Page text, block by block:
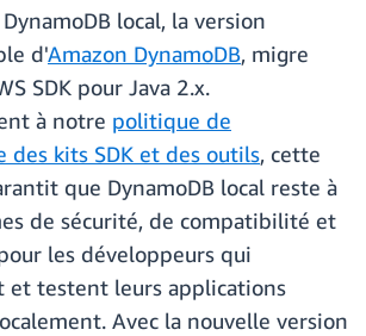
local, la version
d'Amazon DynamoDB, migre
SDK pour Java 2.x.
à notre politique de
des kits SDK et des outils, cette
que DynamoDB local reste à
de sécurité, de compatibilité et
les développeurs qui
et testent leurs applications
Avec la nouvelle version